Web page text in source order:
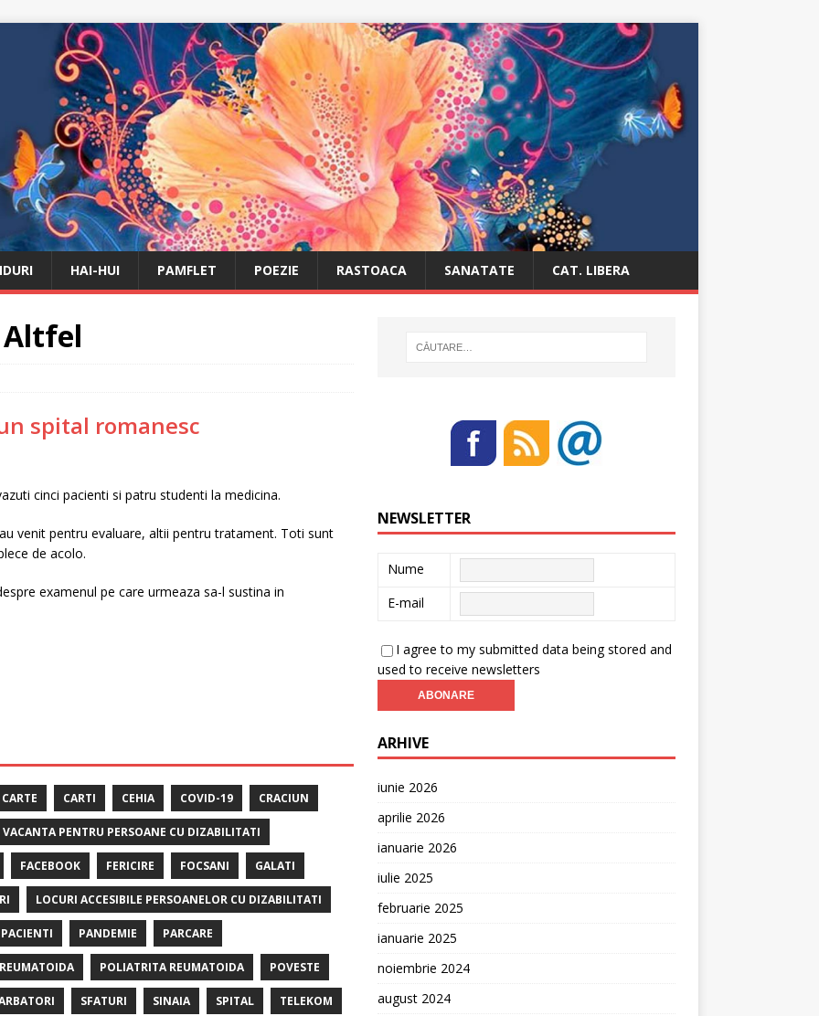
HAI-HUI PAMFLET POEZIE RASTOACA SANATATE CAT. LIBERA
spital romanesc
cinci pacienti si patru studenti la medicina.
venit pentru evaluare, altii pentru tratament. Toti sunt
de acolo.
examenul pe care urmeaza sa-l sustina in
CARTE CARTI CEHIA COVID-19 CRACIUN
PENTRU PERSOANE CU DIZABILITATI
FACEBOOK FERICIRE FOCSANI GALATI
LOCURI ACCESIBILE PERSOANELOR CU DIZABILITATI
PACIENTI PANDEMIE PARCARE
POLIATRITA REUMATOIDA POVESTE
SFATURI SINAIA SPITAL TELEKOM
NEWSLETTER
Nume
E-mail
I agree to my submitted data being stored and
used to receive newsletters
ARHIVE
iunie 2026
aprilie 2026
ianuarie 2026
iulie 2025
februarie 2025
ianuarie 2025
noiembrie 2024
august 2024